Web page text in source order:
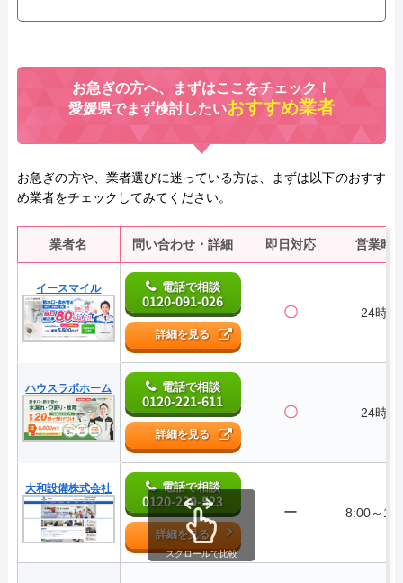
お急ぎの方へ、まずはここをチェック！
愛媛県でまず検討したいおすすめ業者
お急ぎの方や、業者選びに迷っている方は、まずは以下のおすす
め業者をチェックしてみてください。
業者名 問い合わせ・詳細 即日対応 営業時
イースマイル 電話で相談
0120-091-026
詳細を見る
〇 24時間
ハウスラボホーム 電話で相談
0120-221-611
詳細を見る
〇 24時間
大和設備株式会社 電話で相談
0120-239-523
詳細を見る
ー 8:00～
スクロールで比較